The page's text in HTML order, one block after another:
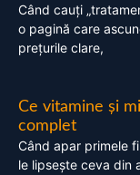
Când cauți
o pagină care
prețurile clare,
Ce vitamine și
complet
Când apar primele
le lipsește ceva din